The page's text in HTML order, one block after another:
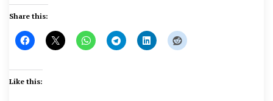
Share this:
Like this: